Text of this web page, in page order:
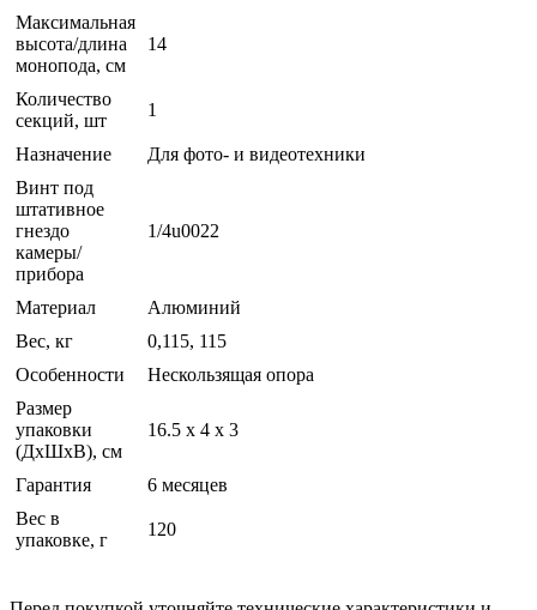
Максимальная
высота/длина
монопода, см
14
Количество
секций, шт
1
Назначение
Для фото- и видеотехники
Винт под
штативное
гнездо
камеры/
прибора
1/4u0022
Материал
Алюминий
Вес, кг
0,115, 115
Особенности
Нескользящая опора
Размер
упаковки
(ДхШхВ), см
16.5 x 4 x 3
Гарантия
6 месяцев
Вес в
упаковке, г
120